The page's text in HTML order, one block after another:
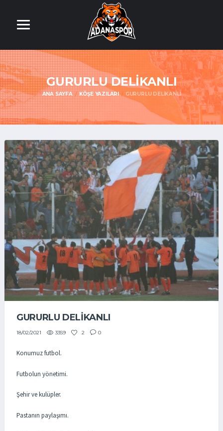
GURURLU DELİKANLI
ANA SAYFA KÖŞE YAZILARI GURURLU DELİKANLI
GURURLU DELİKANLI
18/02/2021 3359 2 0
Konumuz futbol.
Futbolun yönetimi.
Şehir ve kulüpler.
Pastanın paylaşımı.